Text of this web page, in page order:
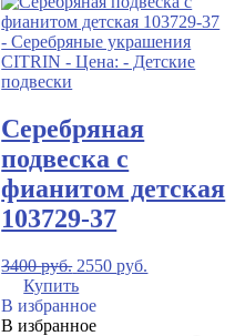
Серебряная
подвеска с
фианитом детская
103729-37
3400руб. 2550руб.
Купить
В избранное
В избранное